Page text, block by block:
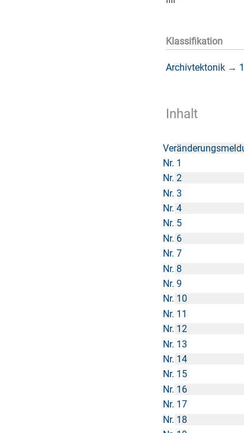
Klassifikation
Archivtektonik →
Inhalt
Nr. 1
Nr. 2
Nr. 3
Nr. 4
Nr. 5
Nr. 6
Nr. 7
Nr. 8
Nr. 9
Nr. 10
Nr. 11
Nr. 12
Nr. 13
Nr. 14
Nr. 15
Nr. 16
Nr. 17
Nr. 18